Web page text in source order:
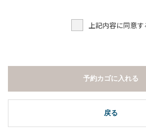
上記内容に同意す
戻る
予約カゴに入れる